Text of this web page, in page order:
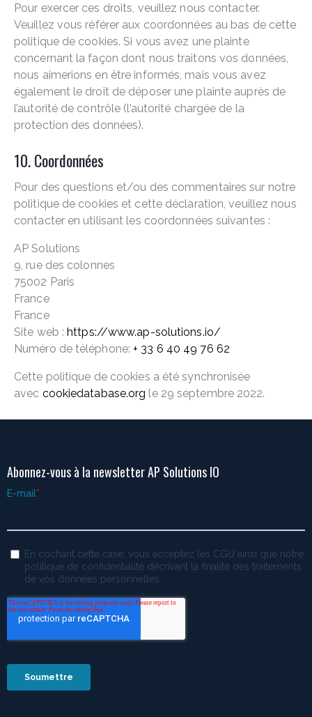
Pour exercer ces droits, veuillez nous contacter.
Veuillez vous référer aux coordonnées au bas de cette
politique de cookies. Si vous avez une plainte
concernant la façon dont nous traitons vos données,
nous aimerions en être informés, mais vous avez
également le droit de déposer une plainte auprès de
l’autorité de contrôle (l’autorité chargée de la
protection des données).
10. Coordonnées
Pour des questions et/ou des commentaires sur notre
politique de cookies et cette déclaration, veuillez nous
contacter en utilisant les coordonnées suivantes :
AP Solutions
9, rue des colonnes
75002 Paris
France
France
Site web :https://www.ap-solutions.io/
Numéro de téléphone:+ 33 6 40 49 76 62
Cette politique de cookies a été synchronisée
avec cookiedatabase.org le 29 septembre 2022.
Abonnez-vous à la newsletter AP Solutions IO